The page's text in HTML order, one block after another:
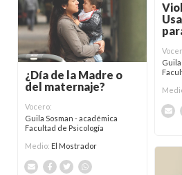
Guila
¿Día de la Madre o
del maternaje?
Vocero:
Guila Sosman - académica
Facultad de Psicología
Medio: El Mostrador